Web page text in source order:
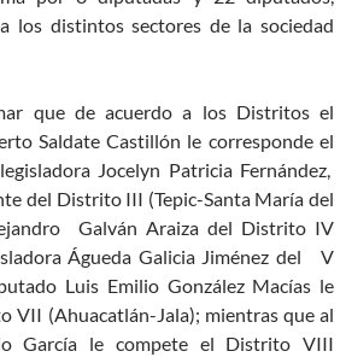
los distintos sectores de la sociedad
que de acuerdo a los Distritos el
Saldate Castillón le corresponde el
Jocelyn Patricia Fernández,
del Distrito III (Tepic-Santa María del
Galván Araiza del Distrito IV
Águeda Galicia Jiménez del V
Luis Emilio González Macías le
VII (Ahuacatlán-Jala); mientras que al
García le compete el Distrito VIII